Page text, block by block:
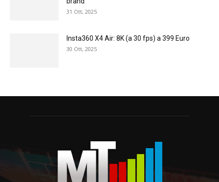
31 Ott, 2025
Insta360 X4 Air: 8K (a 30 fps) a 399 Euro
30 Ott, 2025